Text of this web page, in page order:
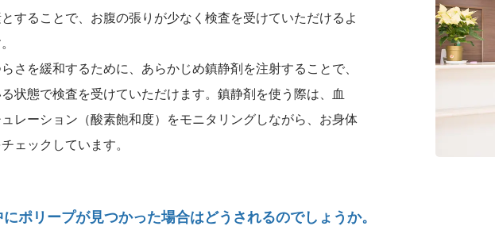
することで、お腹の張りが少なく検査を受けていただけるよ
さを緩和するために、あらかじめ鎮静剤を注射することで、
状態で検査を受けていただけます。鎮静剤を使う際は、血
レーション（酸素飽和度）をモニタリングしながら、お身体
ェックしています。
ポリープが見つかった場合はどうされるのでしょうか。